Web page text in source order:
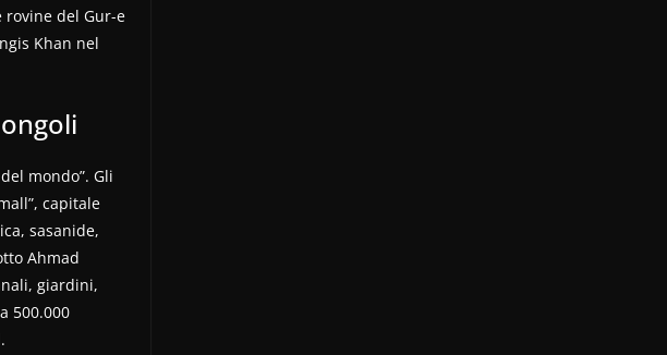
rovine del Gur-e
Khan nel
mondo”. Gli
capitale
sasanide,
Ahmad
giardini,
500.000